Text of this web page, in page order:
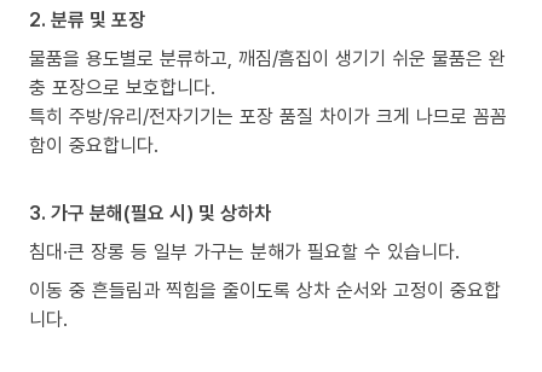
2. 분류 및 포장
물품을 용도별로 분류하고, 깨짐/흠집이 생기기 쉬운 물품은 완
충 포장으로 보호합니다.
특히 주방/유리/전자기기는 포장 품질 차이가 크게 나므로 꼼꼼
함이 중요합니다.
3. 가구 분해(필요 시) 및 상하차
침대·큰 장롱 등 일부 가구는 분해가 필요할 수 있습니다.
이동 중 흔들림과 찍힘을 줄이도록 상차 순서와 고정이 중요합
니다.